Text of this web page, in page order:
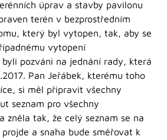
úprav a stavby pavilonu
terén v bezprostředním
který byl vytopen, tak, aby se
vytopení
byli pozváni na jednání rady, která
Pan Jeřábek, kterému toho
si měl připravit všechny
seznam pro všechny
zněla tak, že celý seznam se na
a snaha bude směřovat k